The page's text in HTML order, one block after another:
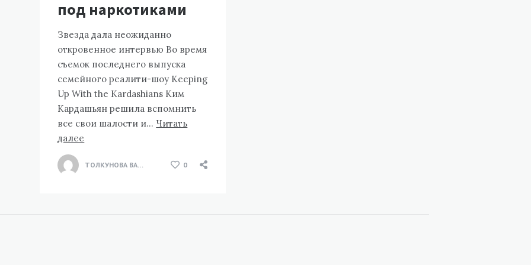
под наркотиками
Звезда дала неожиданно
откровенное интервью Во время
съемок последнего выпуска
семейного реалити-шоу Keeping
Up With the Kardashians Ким
Кардашьян решила вспомнить
все свои шалости и… Читать
далее
ТОЛКУНОВА ВАЛЕНТИНА 0